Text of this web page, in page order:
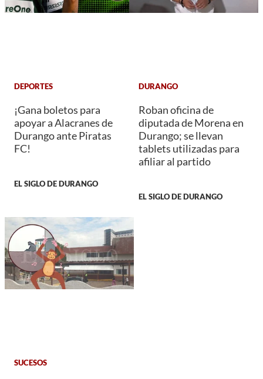
DEPORTES
¡Gana boletos para
apoyar a Alacranes de
Durango ante Piratas
FC!
EL SIGLO DE DURANGO
DURANGO
Roban oficina de
diputada de Morena en
Durango; se llevan
tablets utilizadas para
afiliar al partido
EL SIGLO DE DURANGO
SUCESOS